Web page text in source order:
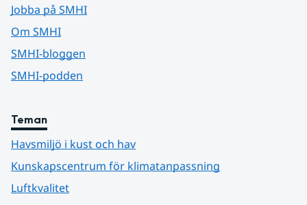
Jobba på SMHI
Om SMHI
SMHI-bloggen
SMHI-podden
Teman
Havsmiljö i kust och hav
Kunskapscentrum för klimatanpassning
Luftkvalitet